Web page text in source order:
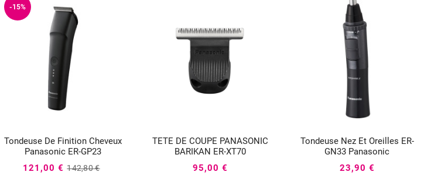
-15%
Tondeuse De Finition Cheveux
Panasonic ER-GP23
  
121,00 € 142,80 €
TETE DE COUPE PANASONIC
BARIKAN ER-XT70
  
95,00 €
Tondeuse Nez Et Oreilles ER-
GN33 Panasonic
  
23,90 €